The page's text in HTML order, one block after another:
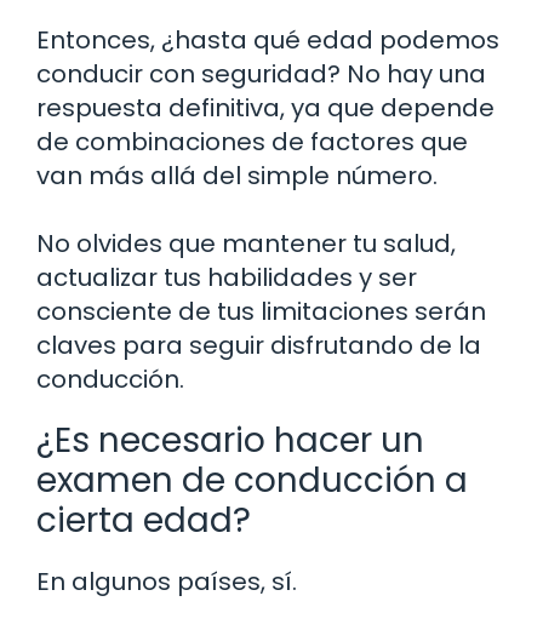
Entonces, ¿hasta qué edad podemos
conducir con seguridad? No hay una
respuesta definitiva, ya que depende
de combinaciones de factores que
van más allá del simple número.
No olvides que mantener tu salud,
actualizar tus habilidades y ser
consciente de tus limitaciones serán
claves para seguir disfrutando de la
conducción.
¿Es necesario hacer un
examen de conducción a
cierta edad?
En algunos países, sí.